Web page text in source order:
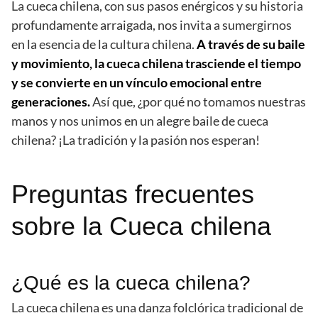
La cueca chilena, con sus pasos enérgicos y su historia
profundamente arraigada, nos invita a sumergirnos
en la esencia de la cultura chilena.A través de su baile
y movimiento, la cueca chilena trasciende el tiempo
y se convierte en un vínculo emocional entre
generaciones.Así que, ¿por qué no tomamos nuestras
manos y nos unimos en un alegre baile de cueca
chilena? ¡La tradición y la pasión nos esperan!
Preguntas frecuentes
sobre la Cueca chilena
¿Qué es la cueca chilena?
La cueca chilena es una danza folclórica tradicional de